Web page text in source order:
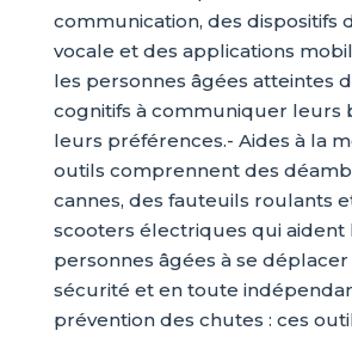
communication, des dispositifs
vocale et des applications
les personnes âgées atteintes
cognitifs à communiquer leurs
leurs préférences.- Aides à la
outils comprennent des
cannes, des fauteuils roulants
scooters électriques qui aident
personnes âgées à se
sécurité et en toute
prévention des chutes : ces